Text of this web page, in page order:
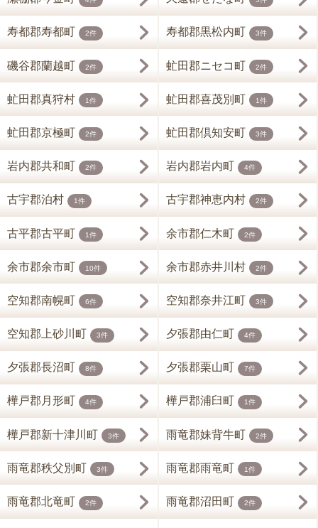
寿都郡寿都町 2件 寿都郡黒松内町 3件
磯谷郡蘭越町 2件 虻田郡ニセコ町 2件
虻田郡真狩村 1件 虻田郡喜茂別町 1件
虻田郡京極町 2件 虻田郡倶知安町 3件
岩内郡共和町 2件 岩内郡岩内町 4件
古宇郡泊村 1件 古宇郡神恵内村 2件
古平郡古平町 1件 余市郡仁木町 2件
余市郡余市町 10件 余市郡赤井川村 2件
空知郡南幌町 6件 空知郡奈井江町 3件
空知郡上砂川町 3件 夕張郡由仁町 4件
夕張郡長沼町 8件 夕張郡栗山町 7件
樺戸郡月形町 4件 樺戸郡浦臼町 1件
樺戸郡新十津川町 3件 雨竜郡妹背牛町 2件
雨竜郡秩父別町 3件 雨竜郡雨竜町 1件
雨竜郡北竜町 2件 雨竜郡沼田町 2件